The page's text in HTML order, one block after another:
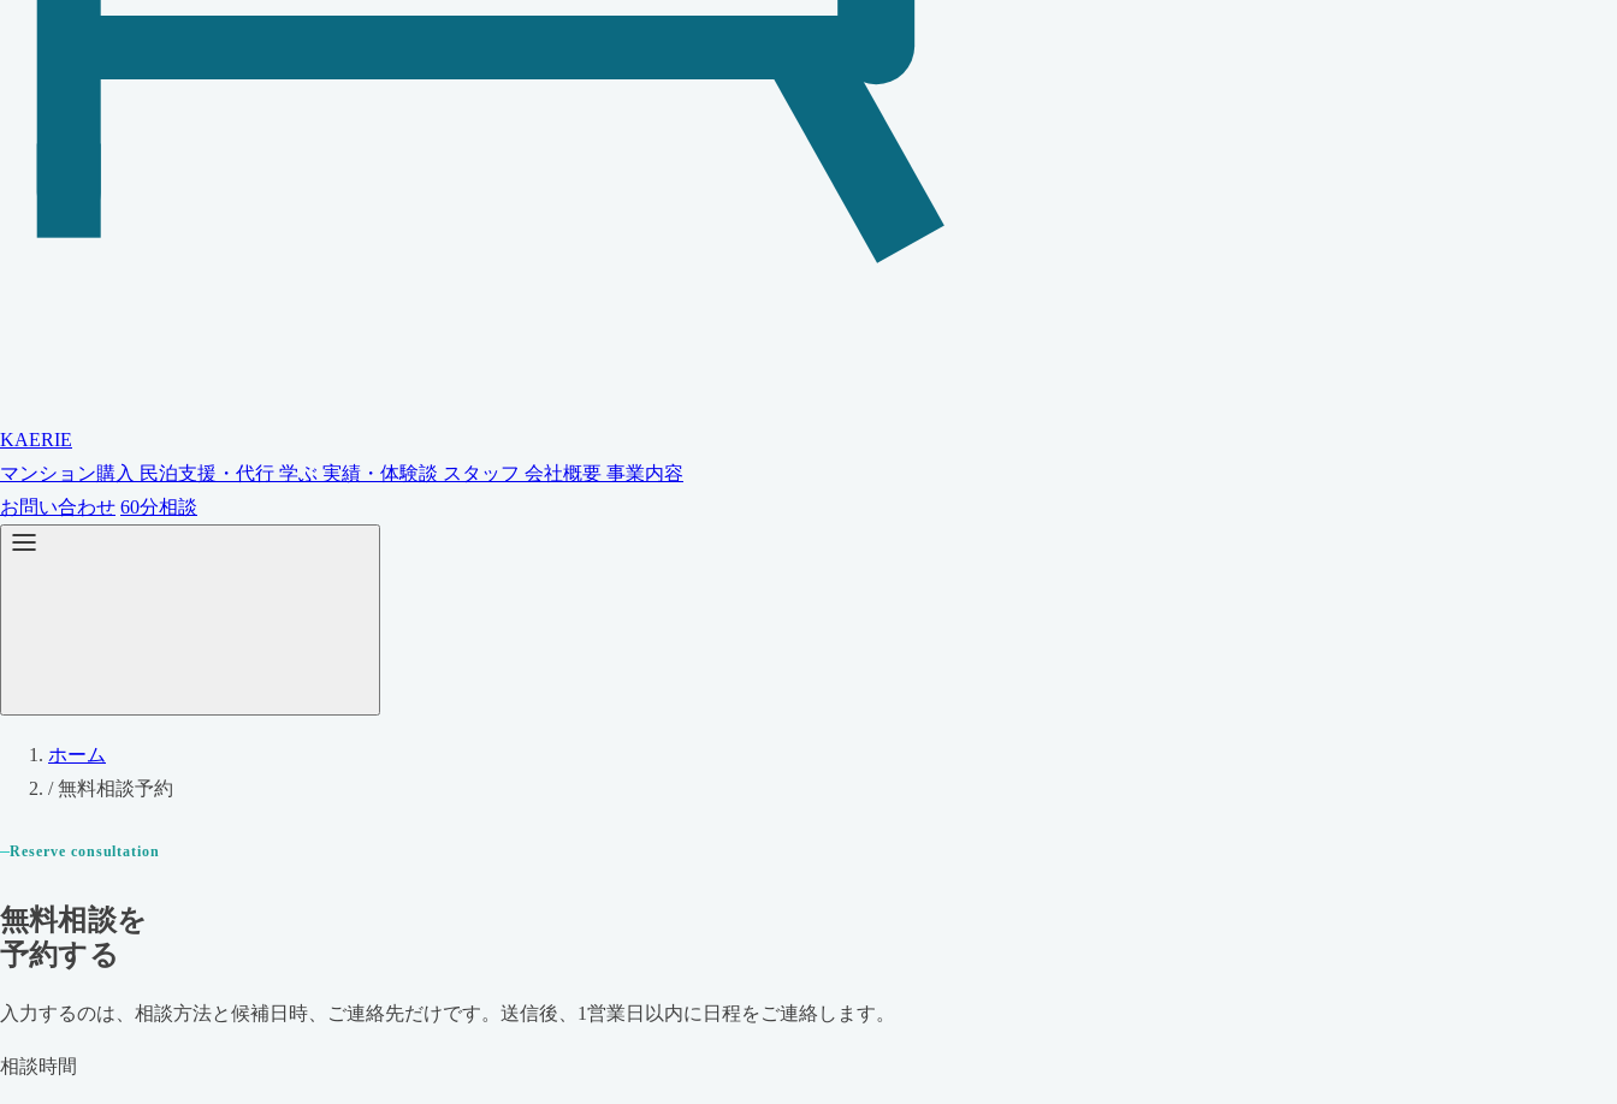
KAERIE
マンション購入 民泊支援・代行 学ぶ 実績・体験談 スタッフ 会社概要 事業内容
お問い合わせ 60分相談
ホーム
/ 無料相談予約
Reserve consultation
無料相談を
予約する
入力するのは、相談方法と候補日時、ご連絡先だけです。送信後、1営業日以内に日程をご連絡します。
相談時間